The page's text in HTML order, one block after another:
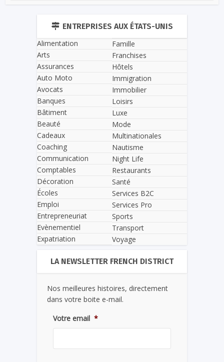
ENTREPRISES AUX ÉTATS-UNIS
Alimentation
Arts
Assurances
Auto Moto
Avocats
Banques
Bâtiment
Beauté
Cadeaux
Coaching
Communication
Comptables
Décoration
Écoles
Emploi
Entrepreneuriat
Evènementiel
Expatriation
Famille
Franchises
Hôtels
Immigration
Immobilier
Loisirs
Luxe
Mode
Multinationales
Nautisme
Night Life
Restaurants
Santé
Services B2C
Services Pro
Sports
Transport
Voyage
LA NEWSLETTER FRENCH DISTRICT
Nos meilleures histoires, directement
dans votre boite e-mail.
Votre email *